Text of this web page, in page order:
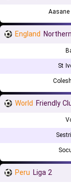
Aasane
England
St
World Friendly
Peru Liga 2